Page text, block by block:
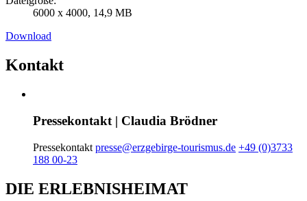
6000 x 4000, 14,9 MB
Download
Kontakt
Pressekontakt | Claudia Brödner
Pressekontakt presse@erzgebirge-tourismus.de +49 (0)3733
188 00-23
DIE ERLEBNISHEIMAT